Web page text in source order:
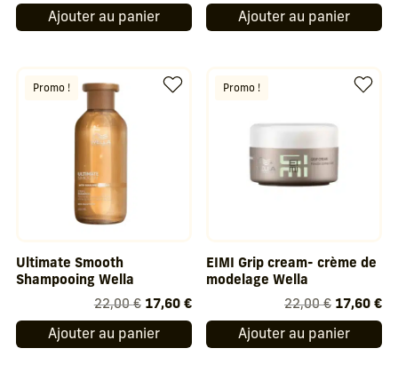
prix
initial
prix
actuel
Ajouter au panier
prix
initial
Ajouter au panier
Promo !
Ultimate Smooth
Shampooing Wella
22,00€ Le
prix
initial
17,60 €Le
prix
actuel
Ajouter au panier
Promo !
EIMI Grip cream- crème de
modelage Wella
22,00€ Le
prix
initial
17,60€Le
Ajouter au panier